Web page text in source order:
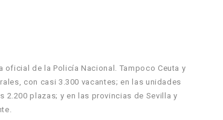
de la Policía Nacional. Tampoco Ceuta y
con casi 3.300 vacantes; en las unidades
2.200 plazas; y en las provincias de Sevilla y